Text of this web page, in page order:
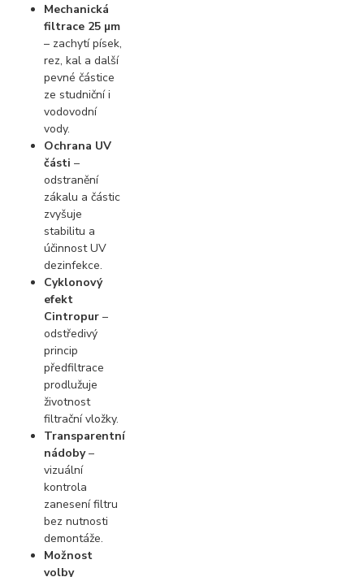
Mechanická
filtrace 25 µm
– zachytí písek,
rez, kal a další
pevné částice
ze studniční i
vodovodní
vody.
Ochrana UV
části –
odstranění
zákalu a částic
zvyšuje
stabilitu a
účinnost UV
dezinfekce.
Cyklonový
efekt
Cintropur –
odstředivý
princip
předfiltrace
prodlužuje
životnost
filtrační vložky.
Transparentní
nádoby–
vizuální
kontrola
zanesení filtru
bez nutnosti
demontáže.
Možnost
volby